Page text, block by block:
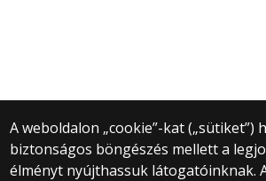
A weboldalon „cookie”-kat („sütiket”)
biztonságos böngészés mellett a
élményt nyújthassuk látogatóinknak.